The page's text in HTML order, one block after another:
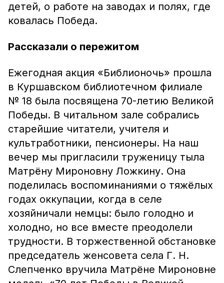
детей, о работе на заводах и полях, где
ковалась Победа.
Рассказали о пережитом
Ежегодная акция «Библионочь» прошла
в Куршавском библиотечном филиале
№ 18 была посвящена 70-летию Великой
Победы. В читальном зале собрались
старейшие читатели, учителя и
культработники, пенсионеры. На наш
вечер мы пригласили труженицу тыла
Матрёну Мироновну Ложкину. Она
поделилась воспоминаниями о тяжёлых
годах оккупации, когда в селе
хозяйничали немцы: было голодно и
холодно, но все вместе преодолели
трудности. В торжественной обстановке
председатель женсовета села Г. Н.
Слепченко вручила Матрёне Мироновне